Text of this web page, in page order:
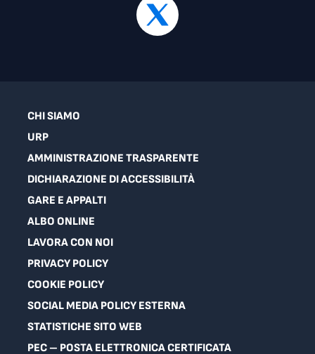
CHI SIAMO
URP
AMMINISTRAZIONE TRASPARENTE
DICHIARAZIONE DI ACCESSIBILITÀ
GARE E APPALTI
ALBO ONLINE
LAVORA CON NOI
PRIVACY POLICY
COOKIE POLICY
SOCIAL MEDIA POLICY ESTERNA
STATISTICHE SITO WEB
PEC – POSTA ELETTRONICA CERTIFICATA